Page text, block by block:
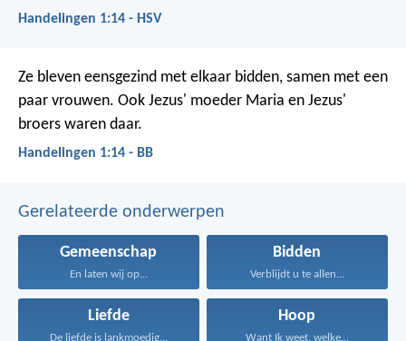
Handelingen 1:14 - HSV
Ze bleven eensgezind met elkaar bidden, samen met een
paar vrouwen. Ook Jezus' moeder Maria en Jezus'
broers waren daar.
Handelingen 1:14 - BB
Gerelateerde onderwerpen
Gemeenschap
En laten wij op...
Bidden
Verblijdt u te allen...
Liefde
De liefde is lankmoedig...
Hoop
Want Ik weet, welke...